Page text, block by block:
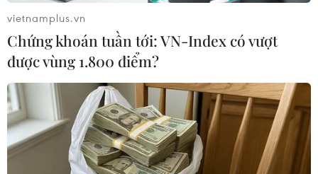
Phải chăng đã đến lúc điều chỉnh liên
vietnamplus.vn
Chứng khoán tuần tới: VN-Index có vượt
được vùng 1.800 điểm?